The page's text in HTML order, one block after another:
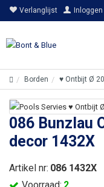
Verlanglijst Inloggen
Borden ♥ Ontbijt Ø
086 Bunzlau
decor 1432X
Artikel nr: 086 1432X